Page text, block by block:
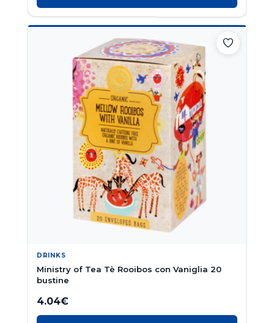
DRINKS
Ministry of Tea Tè Rooibos con Vaniglia 20
bustine
4.04€